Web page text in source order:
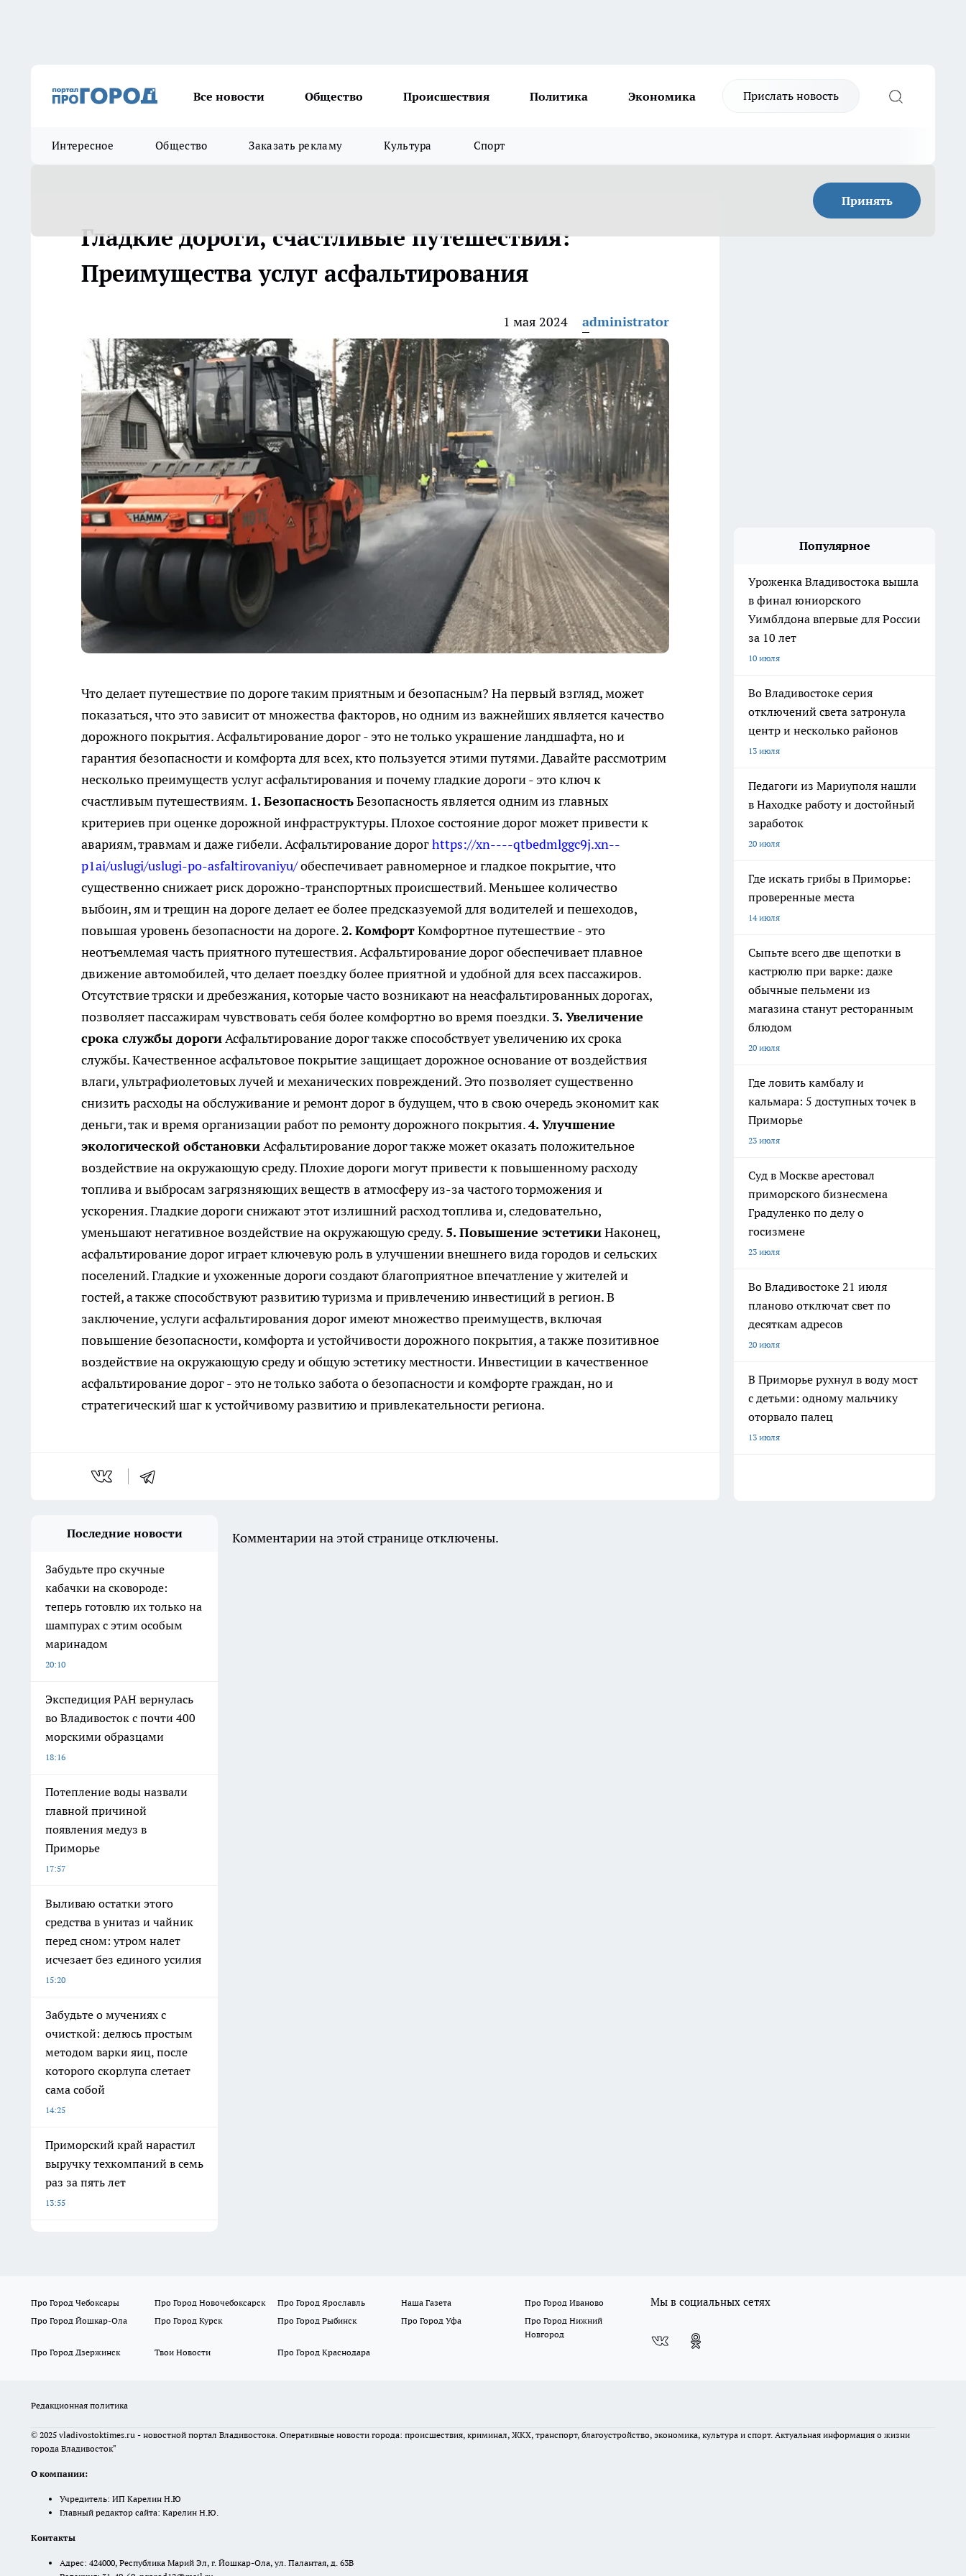
Все новости Общество Происшествия Политика Экономика Прислать новость
Интересное Общество Заказать рекламу Культура Спорт
Принять
Гладкие дороги, счастливые путешествия:
Преимущества услуг асфальтирования
1 мая 2024 administrator
Что делает путешествие по дороге таким приятным и безопасным? На первый взгляд, может
показаться, что это зависит от множества факторов, но одним из важнейших является качество
дорожного покрытия. Асфальтирование дорог - это не только украшение ландшафта, но и
гарантия безопасности и комфорта для всех, кто пользуется этими путями. Давайте рассмотрим
несколько преимуществ услуг асфальтирования и почему гладкие дороги - это ключ к
счастливым путешествиям. 1. БезопасностьБезопасность является одним из главных
критериев при оценке дорожной инфраструктуры. Плохое состояние дорог может привести к
авариям, травмам и даже гибели. Асфальтирование дорогhttps://xn----qtbedmlggc9j.xn--
p1ai/uslugi/uslugi-po-asfaltirovaniyu/обеспечивает равномерное и гладкое покрытие, что
существенно снижает риск дорожно-транспортных происшествий. Меньшее количество
выбоин, ям и трещин на дороге делает ее более предсказуемой для водителей и пешеходов,
повышая уровень безопасности на дороге.2. КомфортКомфортное путешествие - это
неотъемлемая часть приятного путешествия. Асфальтирование дорог обеспечивает плавное
движение автомобилей, что делает поездку более приятной и удобной для всех пассажиров.
Отсутствие тряски и дребезжания, которые часто возникают на неасфальтированных дорогах,
позволяет пассажирам чувствовать себя более комфортно во время поездки. 3. Увеличение
срока службы дорогиАсфальтирование дорог также способствует увеличению их срока
службы. Качественное асфальтовое покрытие защищает дорожное основание от воздействия
влаги, ультрафиолетовых лучей и механических повреждений. Это позволяет существенно
снизить расходы на обслуживание и ремонт дорог в будущем, что в свою очередь экономит как
деньги, так и время организации работ по ремонту дорожного покрытия.4. Улучшение
экологической обстановкиАсфальтирование дорог также может оказать положительное
воздействие на окружающую среду. Плохие дороги могут привести к повышенному расходу
топлива и выбросам загрязняющих веществ в атмосферу из-за частого торможения и
ускорения. Гладкие дороги снижают этот излишний расход топлива и, следовательно,
уменьшают негативное воздействие на окружающую среду. 5. Повышение эстетикиНаконец,
асфальтирование дорог играет ключевую роль в улучшении внешнего вида городов и сельских
поселений. Гладкие и ухоженные дороги создают благоприятное впечатление у жителей и
гостей, а также способствуют развитию туризма и привлечению инвестиций в регион. В
заключение, услуги асфальтирования дорог имеют множество преимуществ, включая
повышение безопасности, комфорта и устойчивости дорожного покрытия, а также позитивное
воздействие на окружающую среду и общую эстетику местности. Инвестиции в качественное
асфальтирование дорог - это не только забота о безопасности и комфорте граждан, но и
стратегический шаг к устойчивому развитию и привлекательности региона.
Популярное
Уроженка Владивостока вышла
в финал юниорского
Уимблдона впервые для России
за 10 лет
10 июля
Во Владивостоке серия
отключений света затронула
центр и несколько районов
13 июля
Педагоги из Мариуполя нашли
в Находке работу и достойный
заработок
20 июля
Где искать грибы в Приморье:
проверенные места
14 июля
Сыпьте всего две щепотки в
кастрюлю при варке: даже
обычные пельмени из
магазина станут ресторанным
блюдом
20 июля
Где ловить камбалу и
кальмара: 5 доступных точек в
Приморье
23 июля
Суд в Москве арестовал
приморского бизнесмена
Градуленко по делу о
госизмене
23 июля
Во Владивостоке 21 июля
планово отключат свет по
десяткам адресов
20 июля
В Приморье рухнул в воду мост
с детьми: одному мальчику
оторвало палец
13 июля
Последние новости
Забудьте про скучные
кабачки на сковороде:
теперь готовлю их только на
шампурах с этим особым
маринадом
20:10
Экспедиция РАН вернулась
во Владивосток с почти 400
морскими образцами
18:16
Потепление воды назвали
главной причиной
появления медуз в
Приморье
17:57
Выливаю остатки этого
средства в унитаз и чайник
перед сном: утром налет
исчезает без единого усилия
15:20
Забудьте о мучениях с
очисткой: делюсь простым
методом варки яиц, после
которого скорлупа слетает
сама собой
14:25
Приморский край нарастил
выручку техкомпаний в семь
раз за пять лет
13:55
Комментарии на этой странице отключены.
Про Город Чебоксары Про Город Новочебоксарск Про Город Ярославль Наша Газета
Про Город Иваново
Про Город Йошкар-Ола
Про Город Курск Про Город Рыбинск Про Город Уфа
Про Город Нижний
Новгород
Про Город Дзержинск
Твои Новости Про Город Краснодара
Мы в социальных сетях
Редакционная политика
© 2025 vladivostoktimes.ru - новостной портал Владивостока. Оперативные новости города: происшествия, криминал, ЖКХ, транспорт, благоустройство, экономика, культура и спорт. Актуальная информация о жизни
города Владивосток"
О компании:
Учредитель: ИП Карелин Н.Ю
Главный редактор сайта: Карелин Н.Ю.
Контакты
Адрес: 424000, Республика Марий Эл, г. Йошкар-Ола, ул. Палантая, д. 63В